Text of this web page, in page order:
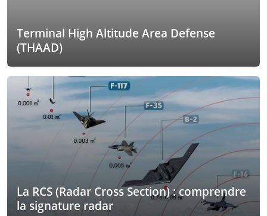
Terminal High Altitude Area Defense
(THAAD)
La RCS (Radar Cross Section) : comprendre
la signature radar